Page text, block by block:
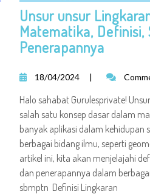
Unsur unsur
Matematika, Definisi,
Penerapannya
18/04/2024 |
Halo sahabat Gurulesprivate!
salah satu konsep dasar dalam
banyak aplikasi dalam kehidupan
berbagai bidang ilmu, seperti
artikel ini, kita akan menjelajahi
dan penerapannya dalam
sbmptn Definisi Lingkaran